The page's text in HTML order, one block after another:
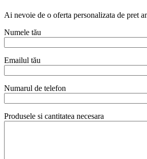
Ai nevoie de o oferta personalizata de pret
Numele tău
Emailul tău
Numarul de telefon
Produsele si cantitatea necesara